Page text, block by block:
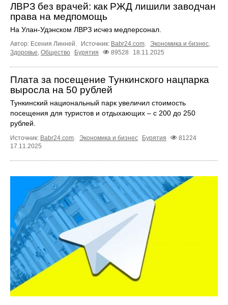
ЛВРЗ без врачей: как РЖД лишили заводчан
права на медпомощь
На Улан-Удэнском ЛВРЗ исчез медперсонал.
Автор: Есения Линней. Источник: Babr24.com Экономика и бизнес
Здоровье Общество Бурятия 89528 18.11.2025
Плата за посещение Тункинского нацпарка
выросла на 50 рублей
Тункинский национальный парк увеличил стоимость
посещения для туристов и отдыхающих – с 200 до 250
рублей.
Источник: Babr24.com Экономика и бизнес Бурятия
81224
17.11.2025